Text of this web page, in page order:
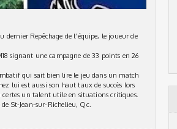
Repêchage de l’équipe, le joueur de
signant une campagne de 33 points en 26
qui sait bien lire le jeu dans un match
lui est aussi son haut taux de succès lors
un talent utile en situations critiques.
St-Jean-sur-Richelieu, Qc.